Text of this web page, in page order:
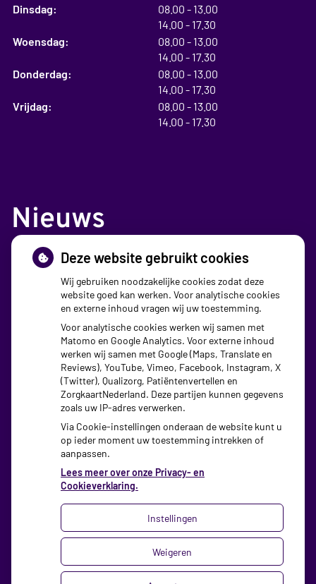
Dinsdag:
08.00 tot
- 13.00
14.00 tot
- 17.30
Woensdag:
08.00 tot
- 13.00
14.00 tot
- 17.30
Donderdag:
08.00 tot
- 13.00
14.00 tot
- 17.30
Vrijdag:
08.00 tot
- 13.00
14.00 tot
- 17.30
Nieuws
Sinds huisartsen afslankmedicijnen mogen
voorschrijven, neemt gebruik toe
Schurft sinds corona geen vergeten ziekte meer: aantal
uitbraken fors gestegen
Stoppen met afslankmedicijnen betekent zonder
leefstijlaanpassingen weer gewichtstoename
Kookadvies drinkwater in provincie Utrecht vanwege
besmetting
Uw Zorg Online|Beheer
Privacy verklaring Cookie-instellingen
Deze website gebruikt cookies
Wij gebruiken noodzakelijke cookies zodat deze
website goed kan werken. Voor analytische cookies
en externe inhoud vragen wij uw toestemming.
Voor analytische cookies werken wij samen met
Matomo en Google Analytics. Voor externe inhoud
werken wij samen met Google (Maps, Translate en
Reviews), YouTube, Vimeo, Facebook, Instagram, X
(Twitter), Qualizorg, Patiëntenvertellen en
ZorgkaartNederland. Deze partijen kunnen gegevens
zoals uw IP-adres verwerken.
Via Cookie-instellingen onderaan de website kunt u
op ieder moment uw toestemming intrekken of
aanpassen.
Lees meer over onze Privacy- en
Cookieverklaring.
Instellingen
Weigeren